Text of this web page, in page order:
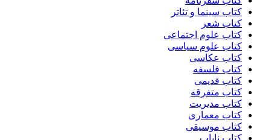
کتاب سینما و تئاتر
کتاب شعر
کتاب علوم اجتماعی
کتاب علوم سیاسی
کتاب عکاسی
کتاب فلسفه
کتاب قدیمی
کتاب متفرقه
کتاب مدیریت
کتاب معماری
کتاب موسیقی
کتاب نایاب